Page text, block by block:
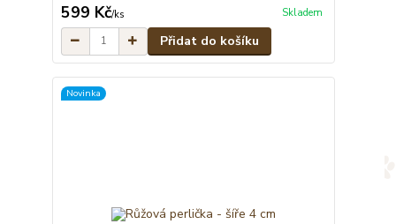
599 Kč/ks Skladem
Přidat do košíku
Novinka